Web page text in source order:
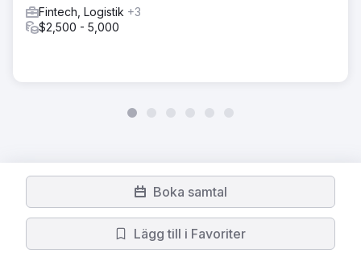
Fintech, Logistik +3
$2,500 - 5,000
Boka samtal
Lägg till i Favoriter